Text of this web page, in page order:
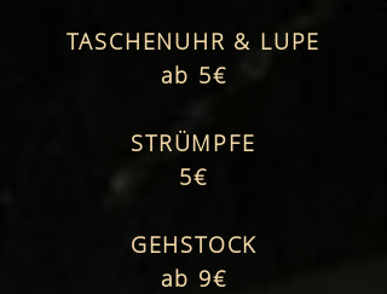
TASCHENUHR & LUPE
ab 5€
STRÜMPFE
5€
GEHSTOCK
ab 9€